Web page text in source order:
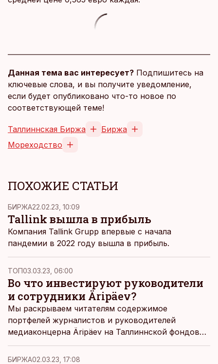
Данная тема вас интересует? Подпишитесь на
ключевые слова, и вы получите уведомление,
если будет опубликовано что-то новое по
соответствующей теме!
Таллиннская Биржа
Биржа
Мореходство
ПОХОЖИЕ СТАТЬИ
БИРЖА22.02.23, 10:09
Tallink вышла в прибыль
Компания Tallink Grupp впервые с начала
пандемии в 2022 году вышла в прибыль.
ТОП03.03.23, 06:00
Во что инвестируют руководители
и сотрудники Äripäev?
Мы раскрываем читателям содержимое
портфелей журналистов и руководителей
медиаконцерна Äripäev на Таллиннской фондовой
бирже. Во что же они инвестируют?
БИРЖА02.03.23, 17:08